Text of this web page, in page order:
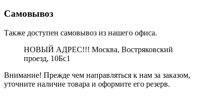
Самовывоз
Также доступен самовывоз из нашего офиса.
НОВЫЙ АДРЕС!!! Москва, Востряковский
проезд, 10Бс1
Внимание! Прежде чем направляться к нам за заказом,
уточните наличие товара и оформите его резерв.